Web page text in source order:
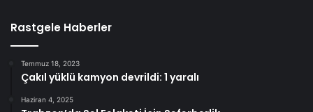
Rastgele Haberler
Temmuz 18, 2023
Çakıl yüklü kamyon devrildi: 1 yaralı
Haziran 4, 2025